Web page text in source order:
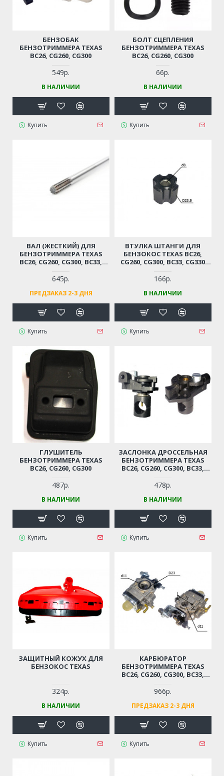
БЕНЗОБАК
БЕНЗОТРИММЕРА TEXAS
BC26, CG260, CG300
549р.
В НАЛИЧИИ
Купить
БОЛТ СЦЕПЛЕНИЯ
БЕНЗОТРИММЕРА TEXAS
BC26, CG260, CG300
66р.
В НАЛИЧИИ
Купить
ВАЛ (ЖЕСТКИЙ) ДЛЯ
БЕНЗОТРИММЕРА TEXAS
BC26, CG260, CG300, BC33,
ШЛИЦОВ, 152 СМ, ДИАМЕТР
8 ММ)
645р.
ПРЕДЗАКАЗ 2-3 ДНЯ
Купить
ВТУЛКА ШТАНГИ ДЛЯ
БЕНЗОКОС TEXAS BC26,
CG260, CG300, BC33, CG330
166р.
В НАЛИЧИИ
Купить
ГЛУШИТЕЛЬ
БЕНЗОТРИММЕРА TEXAS
BC26, CG260, CG300
487р.
В НАЛИЧИИ
Купить
ЗАСЛОНКА ДРОССЕЛЬНАЯ
БЕНЗОТРИММЕРА TEXAS
BC26, CG260, CG300, BC33,
478р.
В НАЛИЧИИ
Купить
ЗАЩИТНЫЙ КОЖУХ ДЛЯ
БЕНЗОКОС TEXAS
324р.
В НАЛИЧИИ
Купить
КАРБЮРАТОР
БЕНЗОТРИММЕРА TEXAS
BC26, CG260, CG300, BC33,
966р.
ПРЕДЗАКАЗ 2-3 ДНЯ
Купить